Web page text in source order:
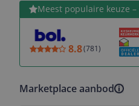
Meest populaire keuze
8.8(781)
Bekijk product
Marketplace aanbod